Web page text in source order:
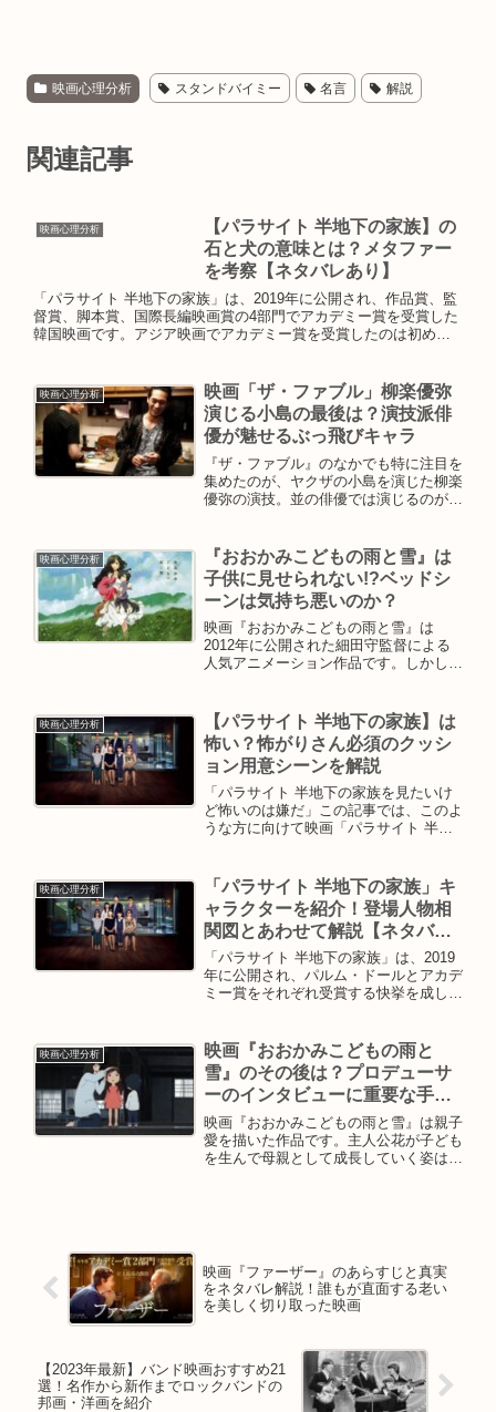
映画心理分析 スタンドバイミー 名言 解説
関連記事
映画心理分析
【パラサイト 半地下の家族】の
石と犬の意味とは？メタファー
を考察【ネタバレあり】
「パラサイト 半地下の家族」は、2019年に公開され、作品賞、監
督賞、脚本賞、国際長編映画賞の4部門でアカデミー賞を受賞した
韓国映画です。アジア映画でアカデミー賞を受賞したのは初めて
説していきます。
映画心理分析
映画「ザ・ファブル」柳楽優弥
演じる小島の最後は？演技派俳
優が魅せるぶっ飛びキャラ
『ザ・ファブル』のなかでも特に注目を
集めたのが、ヤクザの小島を演じた柳楽
優弥の演技。並の俳優では演じるのが難
准一も「柳楽君のおかげで大ヒットした
と言っても過言ではない」と述べていま
す。今回は、柳楽優弥演じる小島の最後
と、その魅力について解説します。
映画心理分析
『おおかみこどもの雨と雪』は
子供に見せられない!?ベッドシ
ーンは気持ち悪いのか？
映画『おおかみこどもの雨と雪』は
2012年に公開された細田守監督による
人気アニメーション作品です。しかし一
った声が上がっています。一部とは言
え、なぜここまで評価の高い作品に、こ
のような評価があるのでしょうか。この
記事では、そのような口コミの背景や問
題のベッドシーンについて解説していま
す。
映画心理分析
【パラサイト 半地下の家族】は
怖い？怖がりさん必須のクッシ
ョン用意シーンを解説
「パラサイト 半地下の家族を見たいけ
ど怖いのは嫌だ」この記事では、このよ
うな方に向けて映画「パラサイト 半地
怖がりだけど面白い映画は見たい！とい
う方はぜひ参考にしてみてください。
映画心理分析
「パラサイト 半地下の家族」キ
ャラクターを紹介！登場人物相
関図とあわせて解説【ネタバレ
なし】
「パラサイト 半地下の家族」は、2019
年に公開され、パルム・ドールとアカデ
ミー賞をそれぞれ受賞する快挙を成し遂
くと、より物語を理解できるキャラクタ
ー・キャスト、声優について解説しま
す。
映画心理分析
映画『おおかみこどもの雨と
雪』のその後は？プロデューサ
ーのインタビューに重要な手が
かりが！
映画『おおかみこどもの雨と雪』は親子
愛を描いた作品です。主人公花が子ども
を生んで母親として成長していく姿はも
択を選ぶこととなりました。今回は、そ
の選択を含めた二人のその後について考
察します。
映画『ファーザー』のあらすじと真実
をネタバレ解説！誰もが直面する老い
を美しく切り取った映画
【2023年最新】バンド映画おすすめ21
選！名作から新作までロックバンドの
邦画・洋画を紹介